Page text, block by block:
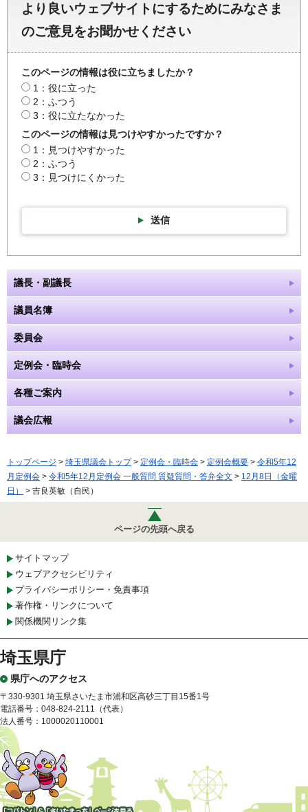
より良いウェブサイトにするためにみなさま
のご意見をお聞かせください
このページの情報は役に立ちましたか？
1：役に立った
2：ふつう
3：役に立たなかった
このページの情報は見つけやすかったですか？
1：見つけやすかった
2：ふつう
3：見つけにくかった
送信
議長・副議長
議員名簿
委員会
定例会・臨時会
各種ご案内
議会広報
トップページ > 埼玉県議会トップ> 定例会・臨時会 > 定例会概要 > 令和5年12
月定例会 > 令和5年12月定例会 一般質問 質疑質問・答弁全文 > 12月8日（金曜
日）
> 吉良英敏（自民）
ページの先頭へ戻る
サイトマップ
ウェブアクセシビリティ
プライバシーポリシー・免責事項
著作権・リンクについて
関係機関リンク集
埼玉県庁
県庁へのアクセス
〒330-9301 埼玉県さいたま市浦和区高砂三丁目15番1号
電話番号：048-824-2111（代表）
法人番号：1000020110001